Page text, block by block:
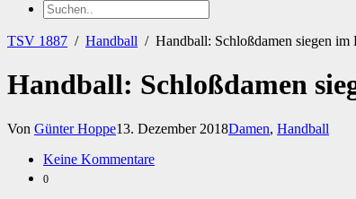
TSV 1887 / Handball / Handball: Schloßdamen siegen im
Handball: Schloßdamen
Von Günter Hoppe13. Dezember 2018Damen, Handball
Keine Kommentare
0